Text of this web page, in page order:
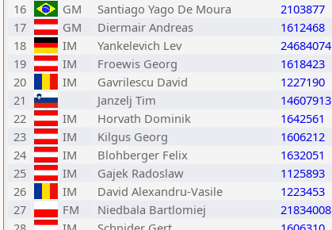
16
GM Santiago Yago De Moura 2103877
17
GM Diermair Andreas 1612468
18
IM Yankelevich Lev 24684074
19
IM Froewis Georg 1618423
20
IM Gavrilescu David 1227190
21
Janzelj Tim 14607913
22
IM Horvath Dominik 1642561
23
IM Kilgus Georg 1606212
24
IM Blohberger Felix 1632051
25
IM Gajek Radoslaw 1125893
26
IM David Alexandru-Vasile 1223453
27
FM Niedbala Bartlomiej 21834008